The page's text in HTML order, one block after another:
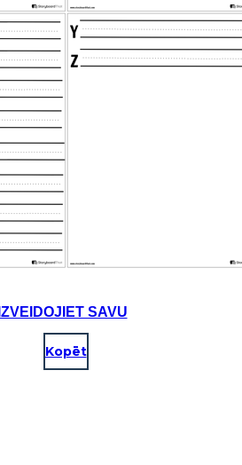
IZVEIDOJIET SAVU
Kopēt